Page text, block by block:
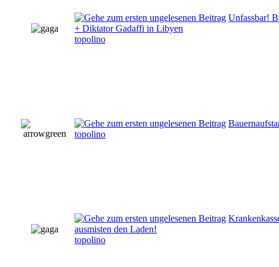
Unfassbar!
+ Diktator Gadaffi in Libyen
topolino
topolino
ausmisten den Laden!
topolino